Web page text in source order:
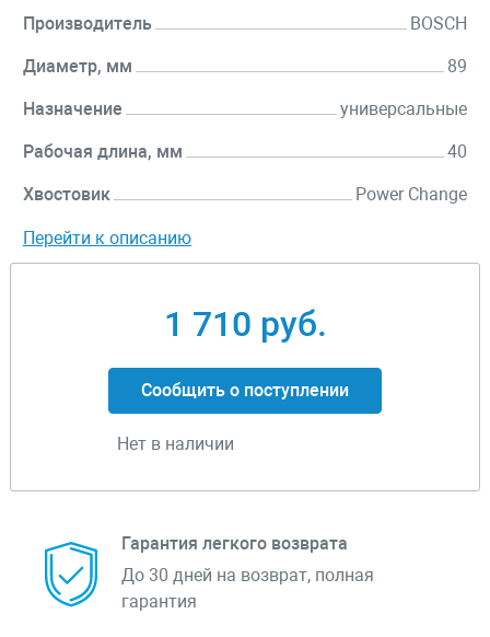
Производитель BOSCH
Диаметр, мм 89
Назначение универсальные
Рабочая длина, мм 40
Хвостовик Power Change
Перейти к описанию
1 710 руб.
Сообщить о поступлении
Нет в наличии
Гарантия легкого возврата
До 30 дней на возврат, полная
гарантия